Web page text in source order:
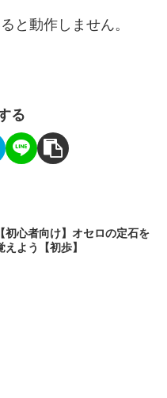
と動作しません。
る
【初心者向け】オセロの定石を
えよう【初歩】